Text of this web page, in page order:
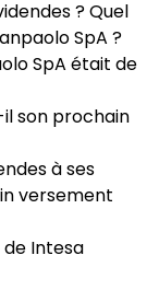
? Quel
SpA ?
SpA était de
son prochain
à ses
versement
Intesa